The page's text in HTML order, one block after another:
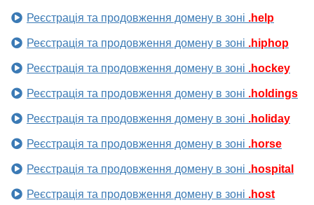
Реєстрація та продовження домену в зоні .help
Реєстрація та продовження домену в зоні .hiphop
Реєстрація та продовження домену в зоні .hockey
Реєстрація та продовження домену в зоні .holdings
Реєстрація та продовження домену в зоні .holiday
Реєстрація та продовження домену в зоні .horse
Реєстрація та продовження домену в зоні .hospital
Реєстрація та продовження домену в зоні .host